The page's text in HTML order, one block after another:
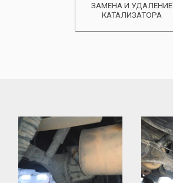
ЗАМЕНА И УДАЛЕНИЕ
КАТАЛИЗАТОРА